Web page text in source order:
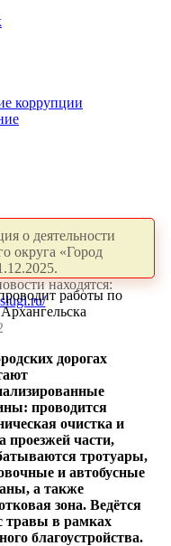
коррупции
о деятельности
округа «Город
находятся:
работы по
дорогах
проводится
очистка и
проезжей части,
тротуары,
и автобусные
а также
зона. Ведётся
травы в рамках
благоустройства.